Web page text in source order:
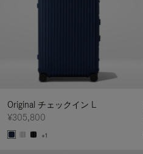
Original チェックイン L
¥305,800
+1